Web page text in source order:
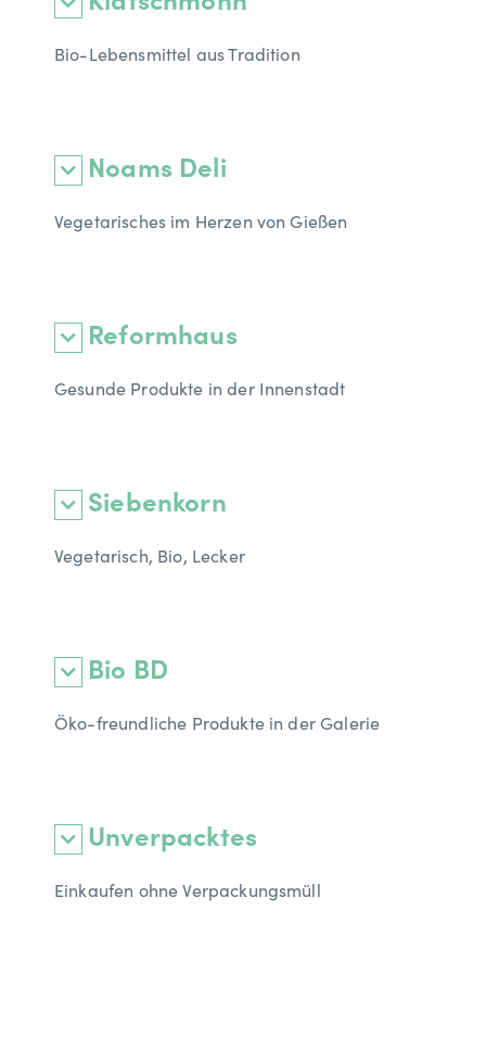
Bio-Lebensmittel aus Tradition
Noams Deli
Vegetarisches im Herzen von Gießen
Reformhaus
Gesunde Produkte in der Innenstadt
Siebenkorn
Vegetarisch, Bio, Lecker
Bio BD
Öko-freundliche Produkte in der Galerie
Unverpacktes
Einkaufen ohne Verpackungsmüll